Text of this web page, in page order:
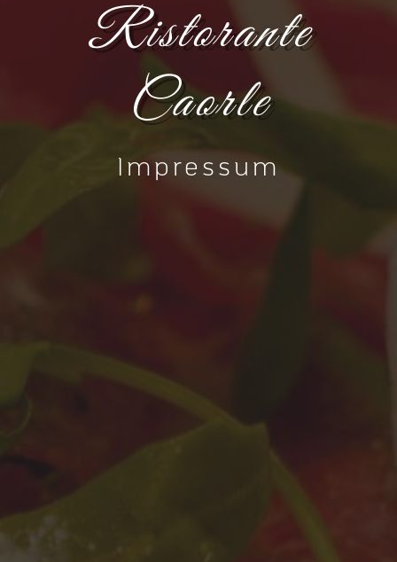
Ristorante
Caorle
Impressum